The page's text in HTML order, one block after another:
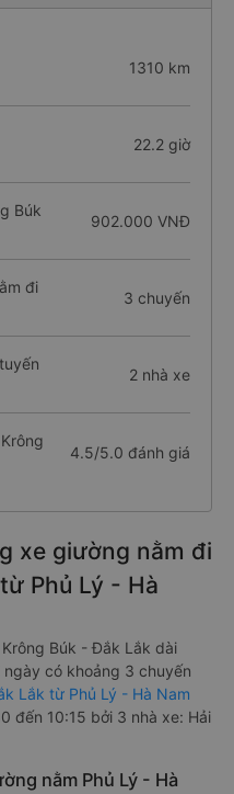
1310 km
22.2 giờ
Búk
902.000 VNĐ
đi
3 chuyến
2 nhà xe
4.5/5.0 đánh giá
xe giường nằm đi
Phủ Lý - Hà
Búk - Đắk Lắk dài
có khoảng 3 chuyến
Lắk từ Phủ Lý - Hà Nam
đến 10:15 bởi 3 nhà xe: Hải
nằm Phủ Lý - Hà